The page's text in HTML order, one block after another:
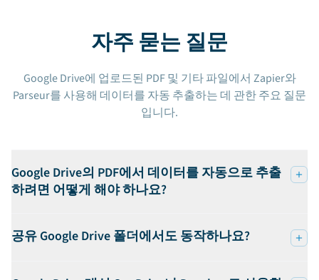
자주 묻는 질문
Google Drive에 업로드된 PDF 및 기타 파일에서 Zapier와
Parseur를 사용해 데이터를 자동 추출하는 데 관한 주요 질문
입니다.
Google Drive의 PDF에서 데이터를 자동으로 추출
하려면 어떻게 해야 하나요?
공유 Google Drive 폴더에서도 동작하나요?